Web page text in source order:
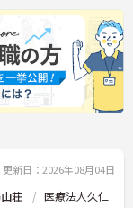
更新日：2026年08月04日
荘
医療法人久仁